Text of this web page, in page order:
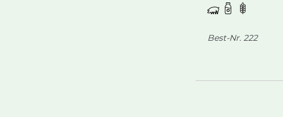
und Zwiebeln.
Best-Nr. 222